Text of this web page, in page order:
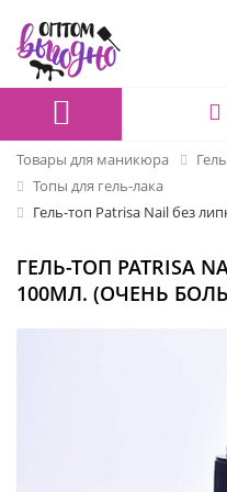
Товары для маникюра
Топы для гель-лака
Гель-топ Patrisa Nail без
ГЕЛЬ-ТОП PATRISA
100МЛ. (ОЧЕНЬ